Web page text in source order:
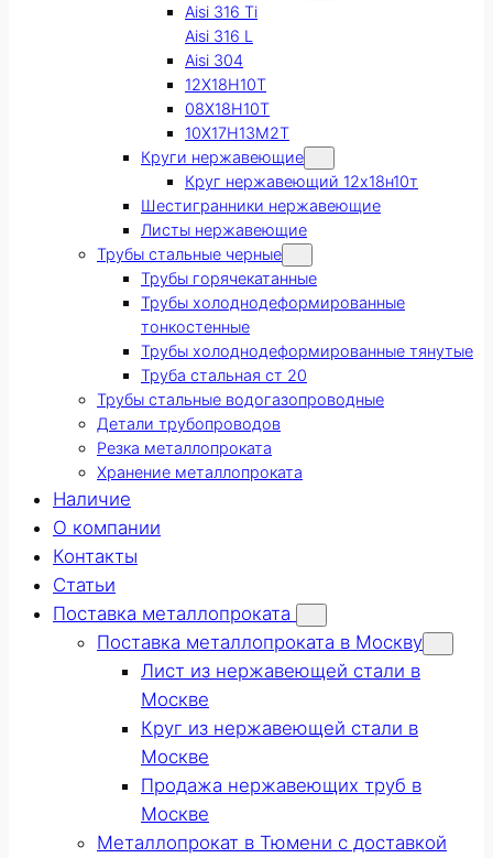
Aisi 316 Ti
Aisi 316 L
Aisi 304
12Х18Н10Т
08Х18Н10Т
10Х17Н13М2Т
Круги нержавеющие
Круг нержавеющий 12х18н10т
Шестигранники нержавеющие
Листы нержавеющие
Трубы стальные черные
Трубы горячекатанные
Трубы холоднодеформированные
тонкостенные
Трубы холоднодеформированные тянутые
Труба стальная ст 20
Трубы стальные водогазопроводные
Детали трубопроводов
Резка металлопроката
Хранение металлопроката
Наличие
О компании
Контакты
Статьи
Поставка металлопроката
Поставка металлопроката в Москву
Лист из нержавеющей стали в
Москве
Круг из нержавеющей стали в
Москве
Продажа нержавеющих труб в
Москве
Металлопрокат в Тюмени с доставкой